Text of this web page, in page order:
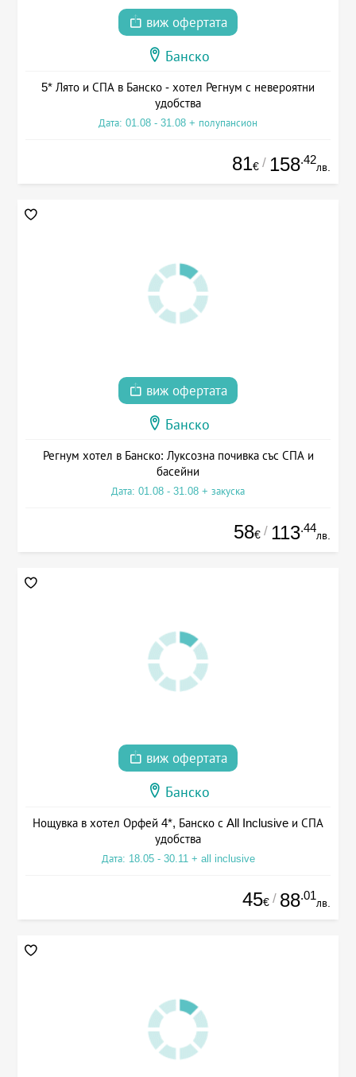
виж офертата
Банско
5* Лято и СПА в Банско - хотел Регнум с невероятни
удобства
Дата: 01.08 - 31.08 + полупансион
81€ / 158.42
лв.
виж офертата
Банско
Регнум хотел в Банско: Луксозна почивка със СПА и
басейни
Дата: 01.08 - 31.08 + закуска
58€ / 113.44
лв.
виж офертата
Банско
Нощувка в хотел Орфей 4*, Банско с All Inclusive и СПА
удобства
Дата: 18.05 - 30.11 + all inclusive
45€ / 88.01
лв.